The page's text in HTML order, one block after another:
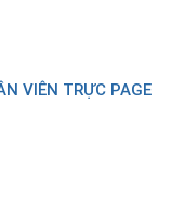
VIÊN TRỰC PAGE